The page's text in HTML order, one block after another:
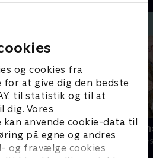
og cookies fra
at give dig den bedste
til statistik og til at
dig. Vores
anvende cookie-data til
på egne og andres
og fravælge cookies
SJIT
Komedie • 5